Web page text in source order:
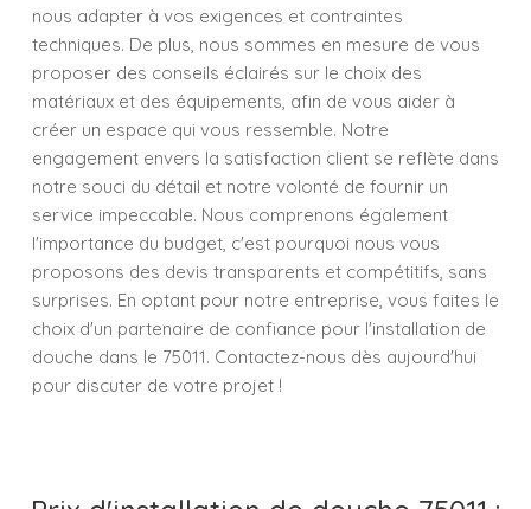
nous adapter à vos exigences et contraintes
techniques. De plus, nous sommes en mesure de vous
proposer des conseils éclairés sur le choix des
matériaux et des équipements, afin de vous aider à
créer un espace qui vous ressemble. Notre
engagement envers la satisfaction client se reflète dans
notre souci du détail et notre volonté de fournir un
service impeccable. Nous comprenons également
l'importance du budget, c'est pourquoi nous vous
proposons des devis transparents et compétitifs, sans
surprises. En optant pour notre entreprise, vous faites le
choix d'un partenaire de confiance pour l'installation de
douche dans le 75011. Contactez-nous dès aujourd'hui
pour discuter de votre projet !